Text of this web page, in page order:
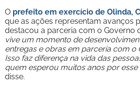
O prefeito em exercício de Olinda,
que as ações representam avanços
destacou a parceria com o Governo
vive um momento de
entregas e obras em parceria com o
Isso faz diferença na vida das
quem esperou muitos anos por
disse.